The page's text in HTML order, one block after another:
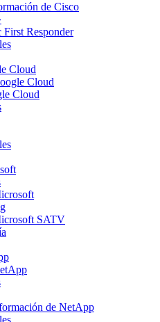
de Cisco
First Responder
Cloud
Cloud
Cloud
SATV
de NetApp